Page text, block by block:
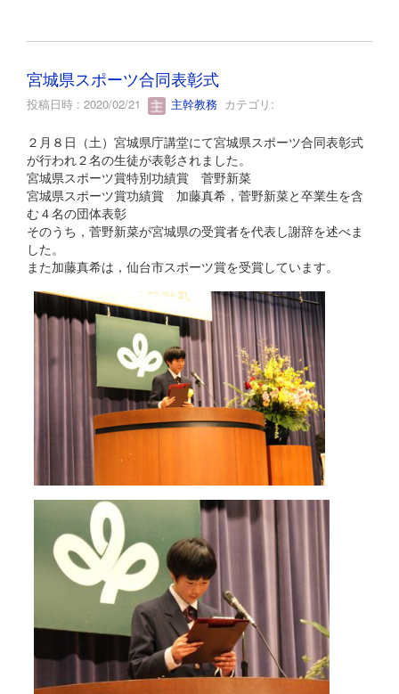
宮城県スポーツ合同表彰式
投稿日時 : 2020/02/21 主幹教務 カテゴリ:
２月８日（土）宮城県庁講堂にて宮城県スポーツ合同表彰式
が行われ２名の生徒が表彰されました。
宮城県スポーツ賞特別功績賞 菅野新菜
宮城県スポーツ賞功績賞 加藤真希，菅野新菜と卒業生を含
む４名の団体表彰
そのうち，菅野新菜が宮城県の受賞者を代表し謝辞を述べま
した。
また加藤真希は，仙台市スポーツ賞を受賞しています。